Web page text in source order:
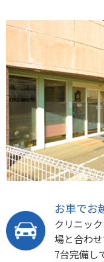
お車でお
クリニッ
場と合わ
7台完備し